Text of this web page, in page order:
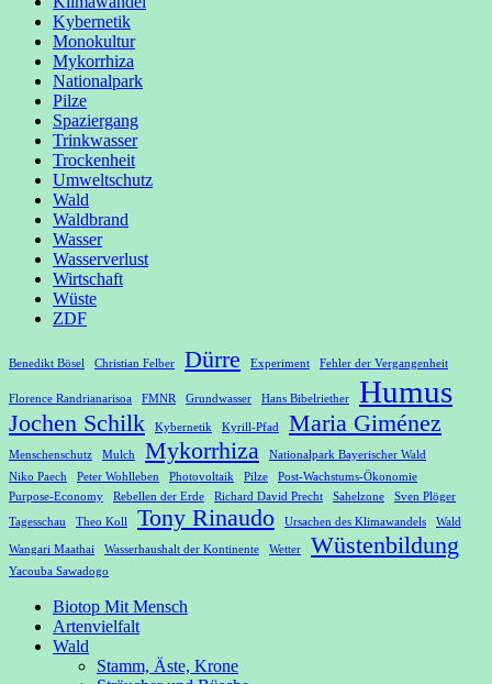
Kybernetik
Monokultur
Mykorrhiza
Nationalpark
Pilze
Spaziergang
Trinkwasser
Trockenheit
Umweltschutz
Wald
Waldbrand
Wasser
Wasserverlust
Wirtschaft
Wüste
ZDF
Benedikt Bösel Christian Felber Dürre Experiment Fehler der Vergangenheit
Florence Randrianarisoa FMNR Grundwasser Hans Bibelriether Humus
Jochen Schilk Kybernetik Kyrill-Pfad Maria Giménez
Menschenschutz Mulch Mykorrhiza
Nationalpark Bayerischer Wald
Niko Paech
Peter Wohlleben Photovoltaik Pilze
Post-Wachstums-Ökonomie
Purpose-Economy
Rebellen der Erde Richard David Precht Sahelzone Sven Plöger
Tagesschau Theo Koll Tony Rinaudo Ursachen des Klimawandels Wald
Wangari Maathai Wasserhaushalt der Kontinente Wetter Wüstenbildung
Yacouba Sawadogo
Biotop Mit Mensch
Artenvielfalt
Wald
Stamm, Äste, Krone